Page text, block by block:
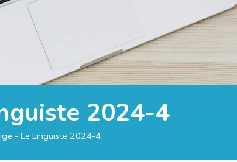
2024-4
- Le Linguiste 2024-4